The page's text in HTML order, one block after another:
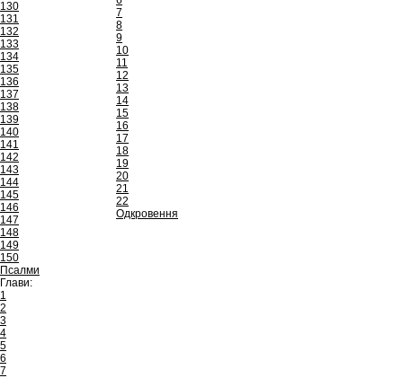
130
131
132
133
134
135
136
137
138
139
140
141
142
143
144
145
146
147
148
149
150
Псалми
Глави:
1
2
3
4
5
6
7
7
8
9
10
11
12
13
14
15
16
17
18
19
20
21
22
Одкровення